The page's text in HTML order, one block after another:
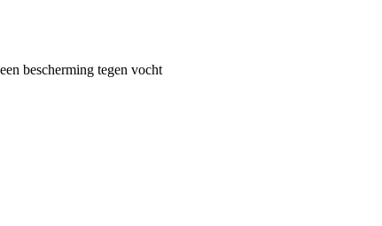
bescherming tegen vocht